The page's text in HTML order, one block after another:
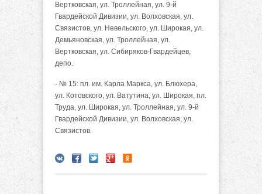
Вертковская, ул. Троллейная, ул. 9-й
Гвардейской Дивизии, ул. Волховская, ул.
Связистов, ул. Невельского, ул. Широкая, ул.
Демьяновская, ул. Троллейная, ул.
Вертковская, ул. Сибиряков-Гвардейцев,
депо.
- № 15: пл. им. Карла Маркса, ул. Блюхера,
ул. Котовского, ул. Ватутина, ул. Широкая, пл.
Труда, ул. Широкая, ул. Троллейная, ул. 9-й
Гвардейской Дивизии, ул. Волховская, ул.
Связистов.